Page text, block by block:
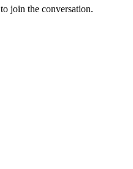
to join the conversation.